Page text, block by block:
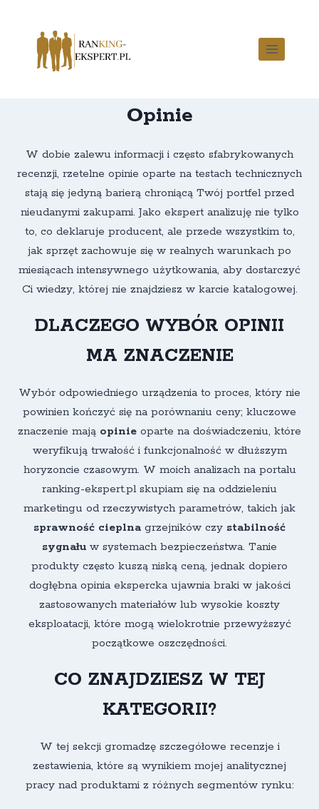
Opinie
W dobie zalewu informacji i często sfabrykowanych
recenzji, rzetelne opinie oparte na testach technicznych
stają się jedyną barierą chroniącą Twój portfel przed
nieudanymi zakupami. Jako ekspert analizuję nie tylko
to, co deklaruje producent, ale przede wszystkim to,
jak sprzęt zachowuje się w realnych warunkach po
miesiącach intensywnego użytkowania, aby dostarczyć
Ci wiedzy, której nie znajdziesz w karcie katalogowej.
DLACZEGO WYBÓR OPINII
MA ZNACZENIE
Wybór odpowiedniego urządzenia to proces, który nie
powinien kończyć się na porównaniu ceny; kluczowe
znaczenie mają opinie oparte na doświadczeniu, które
weryfikują trwałość i funkcjonalność w dłuższym
horyzoncie czasowym. W moich analizach na portalu
ranking-ekspert.pl skupiam się na oddzieleniu
marketingu od rzeczywistych parametrów, takich jak
sprawność cieplna grzejników czy stabilność
sygnału w systemach bezpieczeństwa. Tanie
produkty często kuszą niską ceną, jednak dopiero
dogłębna opinia ekspercka ujawnia braki w jakości
zastosowanych materiałów lub wysokie koszty
eksploatacji, które mogą wielokrotnie przewyższyć
początkowe oszczędności.
CO ZNAJDZIESZ W TEJ
KATEGORII?
W tej sekcji gromadzę szczegółowe recenzje i
zestawienia, które są wynikiem mojej analitycznej
pracy nad produktami z różnych segmentów rynku: